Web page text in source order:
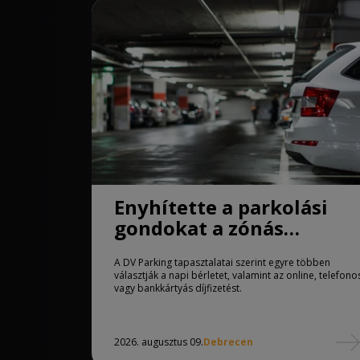
Enyhítette a parkolási
gondokat a zónás
rendszer Debrecenben
A DV Parking tapasztalatai szerint egyre többen
választják a napi bérletet, valamint az online,
vagy bankkártyás díjfizetést.
2026. augusztus 09.Debrecen